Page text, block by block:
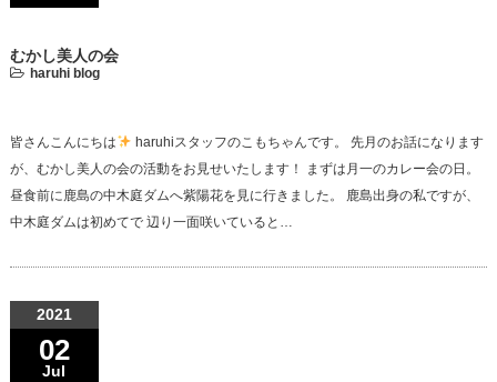
むかし美人の会
haruhi blog
皆さんこんにちは
haruhiスタッフのこもちゃんです。 先月のお話になります
が、むかし美人の会の活動をお見せいたします！ まずは月一のカレー会の日。
昼食前に鹿島の中木庭ダムへ紫陽花を見に行きました。 鹿島出身の私ですが、
中木庭ダムは初めてで 辺り一面咲いていると…
2021
02
Jul